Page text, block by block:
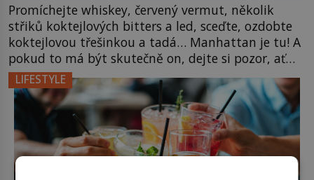
Promíchejte whiskey, červený vermut, několik
střiků koktejlových bitters a led, sceďte, ozdobte
koktejlovou třešinkou a tadá… Manhattan je tu! A
pokud to má být skutečně on, dejte si pozor, ať
místo klasické americké rye whiskey či klidně
bourbonu nepoužijete skotskou whisku. Co se
stane? Inu, koktejl bude stále skvělý, ale už to
nebude Manhattan ale […]
LIFESTYLE